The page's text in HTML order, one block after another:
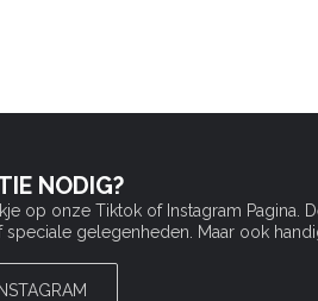
NODIG?
op onze Tiktok of Instagram Pagina.
gelegenheden. Maar ook
INSTAGRAM